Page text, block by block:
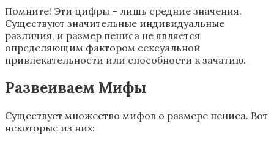
Помните! Эти цифры – лишь средние значения.
Существуют значительные индивидуальные
различия, и размер пениса не является
определяющим фактором сексуальной
привлекательности или способности к зачатию.
Развеиваем Мифы
Существует множество мифов о размере пениса. Вот
некоторые из них: